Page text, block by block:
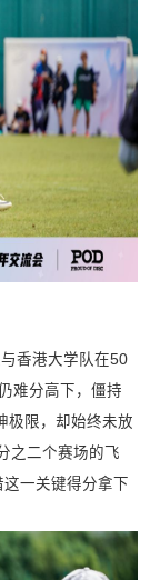
香港大学队在50
难分高下，僵持
极限，却始终未放
之二个赛场的飞
一关键得分拿下